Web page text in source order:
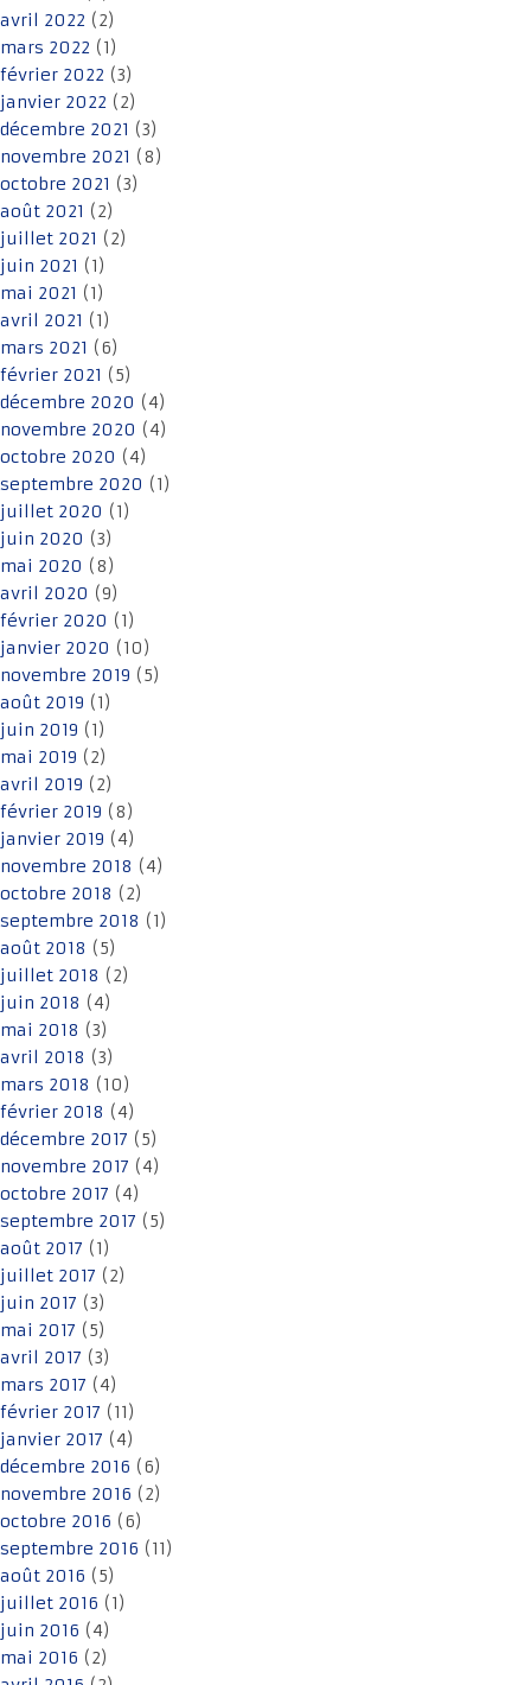
avril 2022 (2)
mars 2022 (1)
février 2022 (3)
janvier 2022 (2)
décembre 2021 (3)
novembre 2021 (8)
octobre 2021 (3)
août 2021 (2)
juillet 2021 (2)
juin 2021 (1)
mai 2021 (1)
avril 2021 (1)
mars 2021 (6)
février 2021 (5)
décembre 2020 (4)
novembre 2020 (4)
octobre 2020 (4)
septembre 2020 (1)
juillet 2020 (1)
juin 2020 (3)
mai 2020 (8)
avril 2020 (9)
février 2020 (1)
janvier 2020 (10)
novembre 2019 (5)
août 2019 (1)
juin 2019 (1)
mai 2019 (2)
avril 2019 (2)
février 2019 (8)
janvier 2019 (4)
novembre 2018 (4)
octobre 2018 (2)
septembre 2018 (1)
août 2018 (5)
juillet 2018 (2)
juin 2018 (4)
mai 2018 (3)
avril 2018 (3)
mars 2018 (10)
février 2018 (4)
décembre 2017 (5)
novembre 2017 (4)
octobre 2017 (4)
septembre 2017 (5)
août 2017 (1)
juillet 2017 (2)
juin 2017 (3)
mai 2017 (5)
avril 2017 (3)
mars 2017 (4)
février 2017 (11)
janvier 2017 (4)
décembre 2016 (6)
novembre 2016 (2)
octobre 2016 (6)
septembre 2016 (11)
août 2016 (5)
juillet 2016 (1)
juin 2016 (4)
mai 2016 (2)